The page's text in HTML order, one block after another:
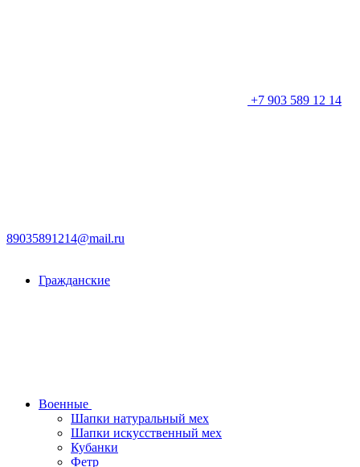
+7 903 589 12 14
89035891214@mail.ru
Гражданские
Военные
Шапки натуральный мех
Шапки искусственный мех
Кубанки
Фетр